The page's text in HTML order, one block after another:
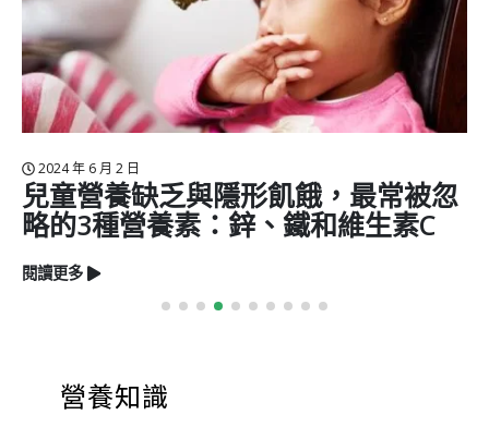
乏與隱形飢餓，最常被忽
素：鋅、鐵和維生素C
保護靈魂
亮保健功
營養知識